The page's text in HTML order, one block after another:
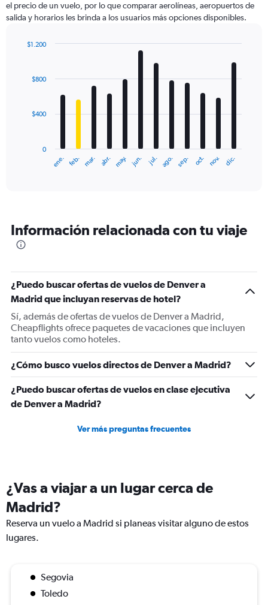
1
Y
displaying
el precio de un vuelo, por lo que comparar aerolíneas, aeropuertos de
salida y horarios les brinda a los usuarios más opciones disponibles.
with
The
categories.
The
Y
axis
displaying
values.
Range:
0
1200.
ene. feb. mar. abr. may. jun. jul. ago. sep. oct. nov. dic.
0
$400
$800
$1.200
Información relacionada con tu viaje
¿Puedo buscar ofertas de vuelos de Denver a
Madrid que incluyan reservas de hotel?
Sí, además de ofertas de vuelos de Denver a Madrid,
Cheapflights ofrece paquetes de vacaciones que incluyen
tanto vuelos como hoteles.
¿Cómo busco vuelos directos de Denver a Madrid?
¿Puedo buscar ofertas de vuelos en clase ejecutiva
de Denver a Madrid?
Ver más preguntas frecuentes
¿Vas a viajar a un lugar cerca de
Madrid?
Reserva un vuelo a Madrid si planeas visitar alguno de estos
lugares.
Segovia
Toledo